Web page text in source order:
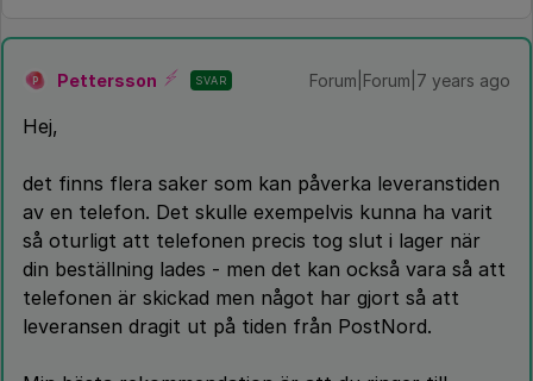
P Pettersson SVAR Forum|Forum|7 years ago
Hej,
det finns flera saker som kan påverka leveranstiden
av en telefon. Det skulle exempelvis kunna ha varit
så oturligt att telefonen precis tog slut i lager när
din beställning lades - men det kan också vara så att
telefonen är skickad men något har gjort så att
leveransen dragit ut på tiden från PostNord.